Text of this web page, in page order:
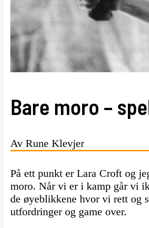
Bare moro –
Av Rune Klevjer
På ett punkt er Lara Croft og
moro. Når vi er i kamp går vi
de øyeblikkene hvor vi rett og
utfordringer og game over.